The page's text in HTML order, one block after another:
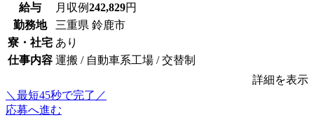
給与 月収例242,829円
勤務地
三重県 鈴鹿市
寮・社宅 あり
仕事内容 運搬 / 自動車系工場 / 交替制
詳細を表示
＼最短45秒で完了／
応募へ進む